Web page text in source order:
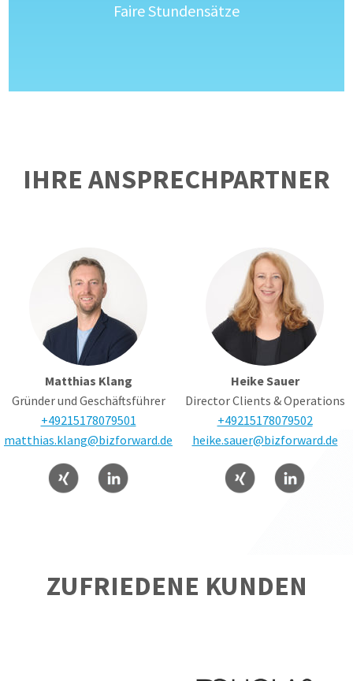
Faire Stundensätze
IHRE ANSPRECHPARTNER
Matthias Klang
Gründer und Geschäftsführer
+49215178079501
matthias.klang@bizforward.de
Heike Sauer
Director Clients & Operations
+49215178079502
heike.sauer@bizforward.de
ZUFRIEDENE KUNDEN